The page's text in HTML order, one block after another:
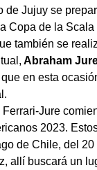
de Jujuy se
Copa de la
también se
Abraham
en esta
Jure
2023.
de Chile, del
allí buscará un